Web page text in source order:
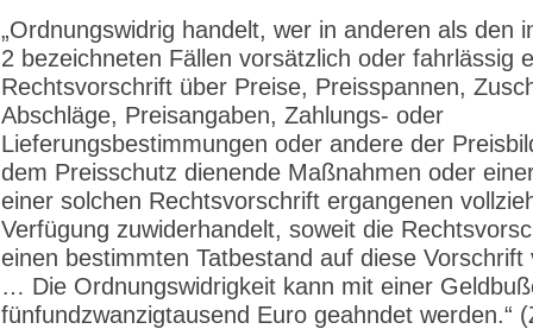
„Ordnungswidrig handelt, wer in anderen als den
2 bezeichneten Fällen vorsätzlich oder fahrlässig
Rechtsvorschrift über Preise, Preisspannen,
Abschläge, Preisangaben, Zahlungs- oder
Lieferungsbestimmungen oder andere der
dem Preisschutz dienende Maßnahmen oder
einer solchen Rechtsvorschrift ergangenen
Verfügung zuwiderhandelt, soweit die
einen bestimmten Tatbestand auf diese Vorschrift
… Die Ordnungswidrigkeit kann mit einer
fünfundzwanzigtausend Euro geahndet werden.“